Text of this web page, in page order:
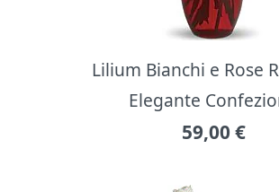
Lilium Bianchi e Rose
Elegante
59,00 €